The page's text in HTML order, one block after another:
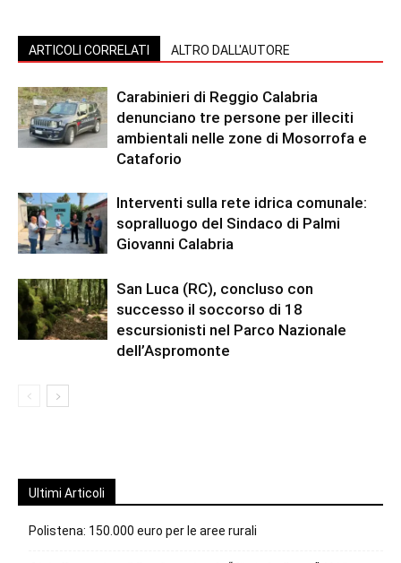
ARTICOLI CORRELATI ALTRO DALL'AUTORE
Carabinieri di Reggio Calabria
denunciano tre persone per illeciti
ambientali nelle zone di Mosorrofa e
Cataforio
Interventi sulla rete idrica comunale:
sopralluogo del Sindaco di Palmi
Giovanni Calabria
San Luca (RC), concluso con
successo il soccorso di 18
escursionisti nel Parco Nazionale
dell’Aspromonte
Ultimi Articoli
Polistena: 150.000 euro per le aree rurali